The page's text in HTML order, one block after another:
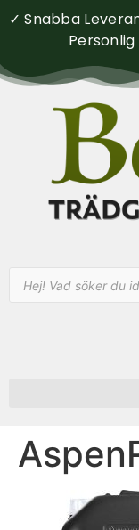
✓ Snabba